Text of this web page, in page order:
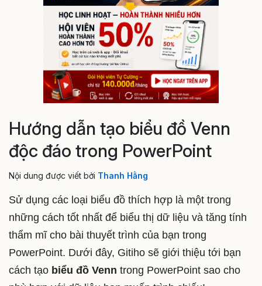
Hướng dẫn tạo biểu đồ Venn
độc đáo trong PowerPoint
Nội dung được viết bởi Thanh Hằng
Sử dụng các loại biểu đồ thích hợp là một trong
những cách tốt nhất để biểu thị dữ liệu và tăng tính
thẩm mĩ cho bài thuyết trình của bạn trong
PowerPoint. Dưới đây, Gitiho sẽ giới thiệu tới bạn
cách tạo biểu đồ Venn trong PowerPoint sao cho